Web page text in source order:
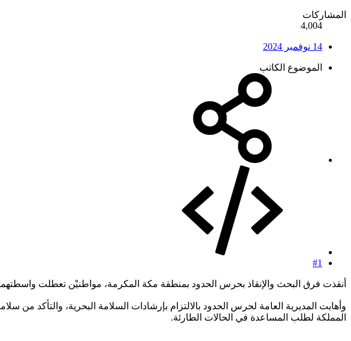
المشاركات
4,004
14 نوفمبر 2024
الموضوع الكاتب
#1
أنقذت فرق البحث والإنقاذ بحرس الحدود بمنطقة مكة المكرمة، مواطنيْن تعطلت
المملكة لطلب المساعدة في الحالات الطارئة.